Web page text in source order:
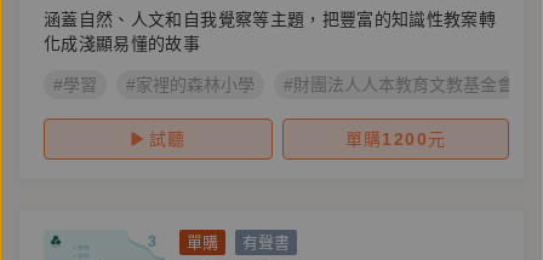
涵蓋自然、人文和自我覺察等主題，把豐富的知識性教案轉
化成淺顯易懂的故事
#學習 #家裡的森林小學 #財團法人人本教育文教基金會
試聽 單購1200元
單購 有聲書